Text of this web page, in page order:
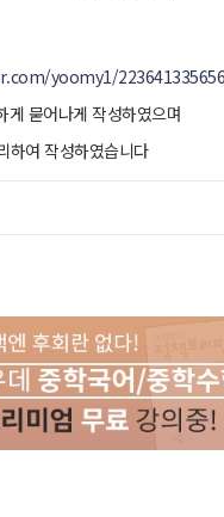
yoomy1/223641335656
게 묻어나게 작성하였으며
하여 작성하였습니다